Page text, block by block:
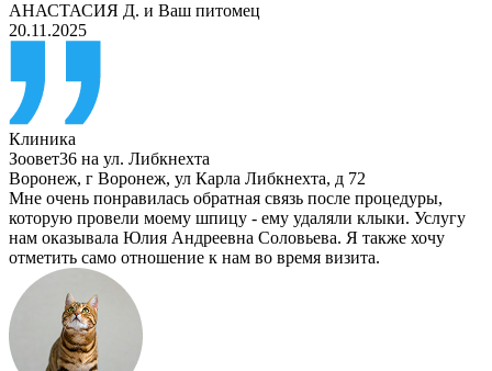
АНАСТАСИЯ Д. и Ваш питомец
20.11.2025
Клиника
Зоовет36 на ул. Либкнехта
Воронеж, г Воронеж, ул Карла Либкнехта, д 72
Мне очень понравилась обратная связь после процедуры,
которую провели моему шпицу - ему удаляли клыки. Услугу
нам оказывала Юлия Андреевна Соловьева. Я также хочу
отметить само отношение к нам во время визита.